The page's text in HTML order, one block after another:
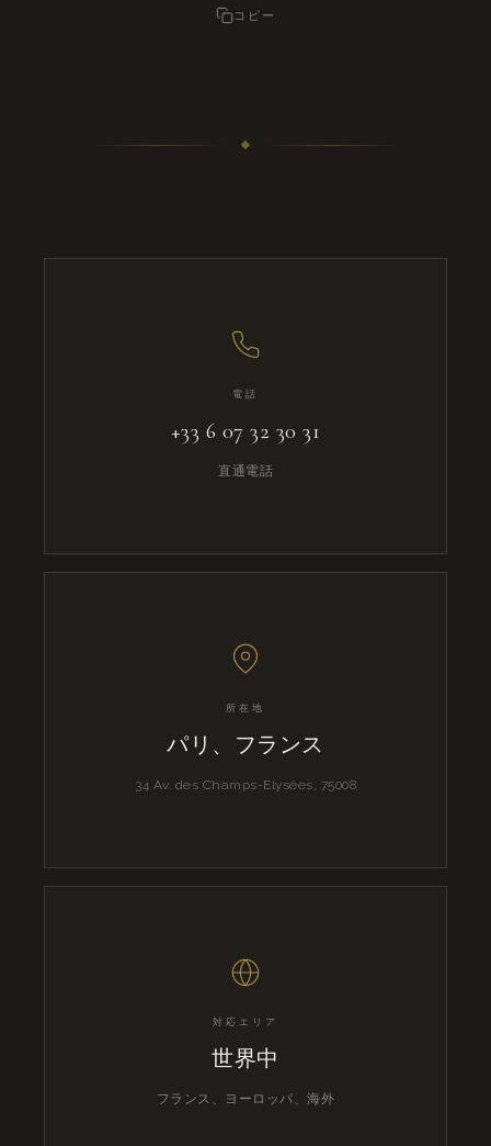
コピー
電話
+33 6 07 32 30 31
直通電話
所在地
パリ、フランス
34 Av. des Champs-Elysées, 75008
対応エリア
世界中
フランス、ヨーロッパ、海外